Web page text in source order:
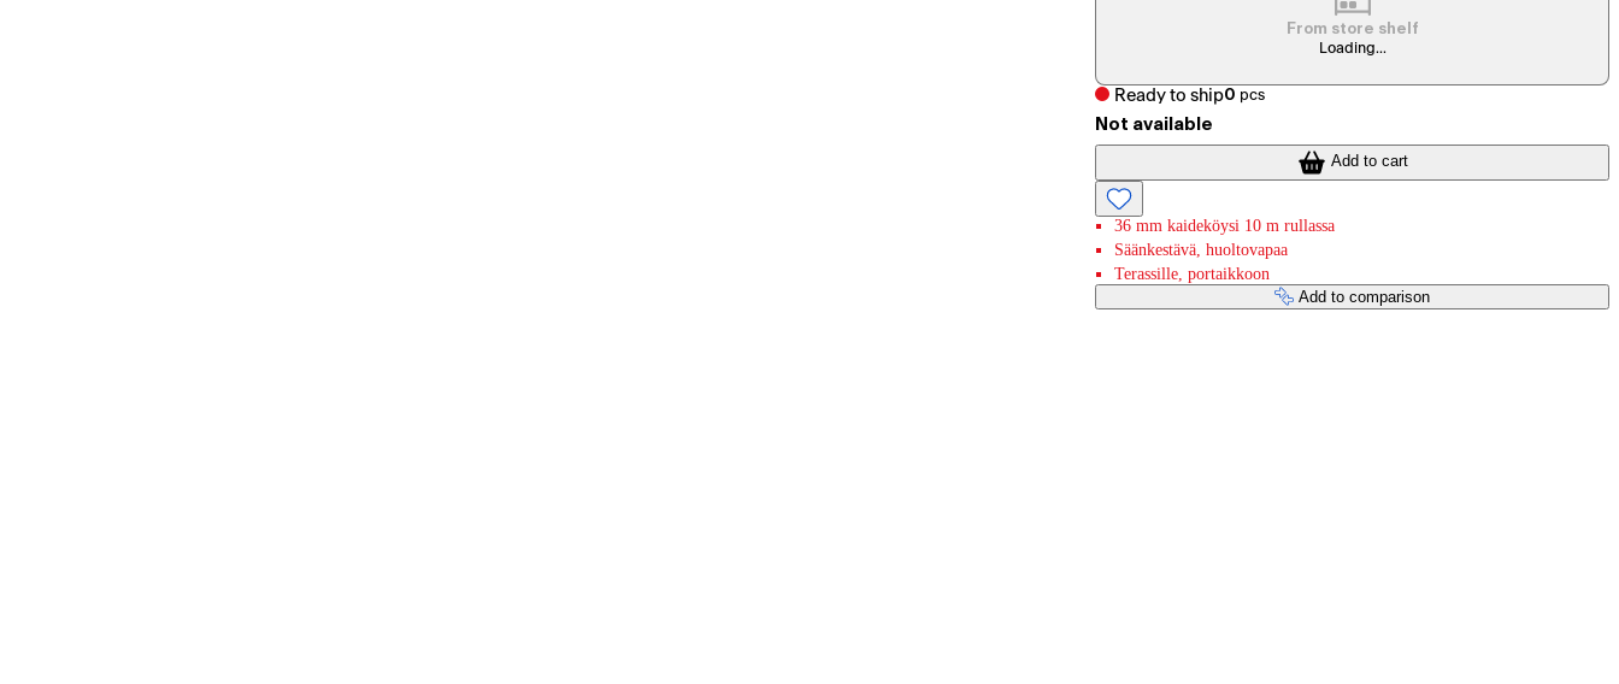
From store shelf
Loading...
Ready to ship0 pcs
Not available
Add to cart
36 mm kaideköysi 10 m rullassa
Säänkestävä, huoltovapaa
Terassille, portaikkoon
Add to comparison